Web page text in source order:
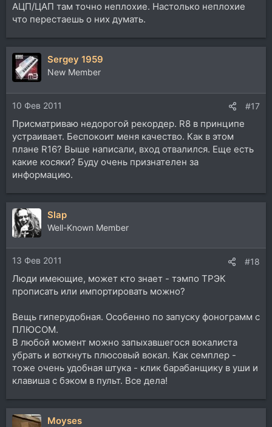
АЦП/ЦАП там точно неплохие. Настолько неплохие
что перестаешь о них думать.
Sergey 1959
New Member
10 Фев 2011 #17
Присматриваю недорогой рекордер. R8 в принципе
устраивает. Беспокоит меня качество. Как в этом
плане R16? Выше написали, вход отвалился. Еще есть
какие косяки? Буду очень признателен за
информацию.
Slap
Well-Known Member
13 Фев 2011 #18
Люди имеющие, может кто знает - тэмпо ТРЭК
прописать или импортировать можно?
Вещь гиперудобная. Особенно по запуску фонограмм с
ПЛЮСОМ.
В любой момент можно запыхавшегося вокалиста
убрать и воткнуть плюсовый вокал. Как семплер -
тоже очень удобная штука - клик барабанщику в уши и
клавиша с бэком в пульт. Все дела!
Moyses